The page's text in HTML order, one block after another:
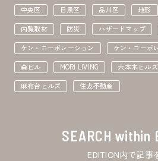
中央区
目黒区 品川区 地形
内覧取材
防災 ハザードマップ
ケン・コーポレーション
ケン・コーポ
森ビル
MORI LIVING 六本木ヒルズ
麻布台ヒルズ
住友不動産
SEARCH within
EDITION内で記事